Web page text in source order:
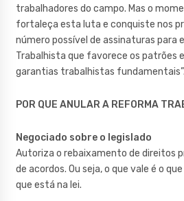
trabalhadores do campo. Mas o
fortaleça esta luta e conquiste nos
número possível de assinaturas para
Trabalhista que favorece os patrões
garantias trabalhistas fundamentais”.
POR QUE ANULAR A REFORMA
Negociado sobre o legislado
Autoriza o rebaixamento de direitos
de acordos. Ou seja, o que vale é o
que está na lei.